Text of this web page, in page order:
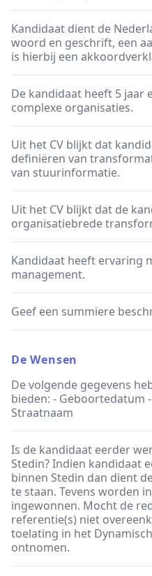
Kandidaat dient de
woord en geschrift, een
is hierbij een
De kandidaat heeft 5 jaar
complexe organisaties.
Uit het CV blijkt dat
definiëren van
van stuurinformatie.
Uit het CV blijkt dat de
organisatiebrede
Kandidaat heeft ervaring
management.
Geef een summiere
De Wensen
De volgende gegevens
bieden: - Geboortedatum
Straatnaam
Is de kandidaat eerder
Stedin? Indien kandidaat
binnen Stedin dan dient
te staan. Tevens worden
ingewonnen. Mocht de
referentie(s) niet
toelating in het
ontnomen.